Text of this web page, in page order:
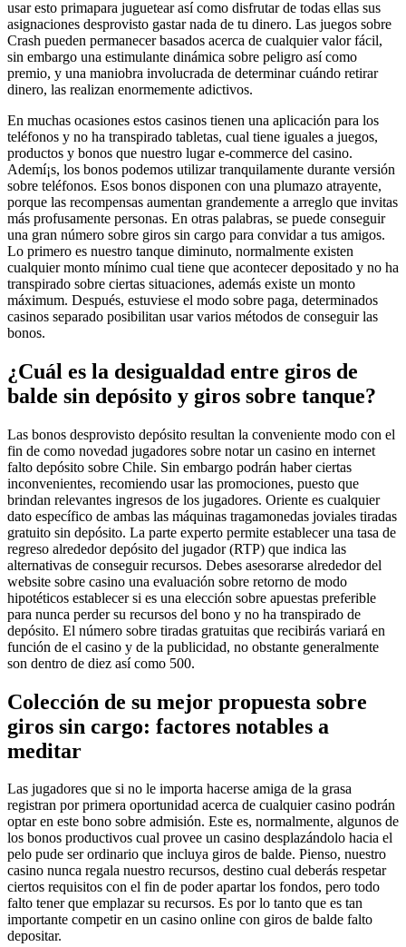
usar esto primapara juguetear así­ como disfrutar de todas ellas sus
asignaciones desprovisto gastar nada de tu dinero. Las juegos sobre
Crash pueden permanecer basados ​​acerca de cualquier valor fácil,
sin embargo una estimulante dinámica sobre peligro así­ como
premio, y una maniobra involucrada de determinar cuándo retirar
dinero, las realizan enormemente adictivos.
En muchas ocasiones estos casinos tienen una aplicación para los
teléfonos y no ha transpirado tabletas, cual tiene iguales a juegos,
productos y bonos que nuestro lugar e-commerce del casino.
Ademí¡s, los bonos podemos utilizar tranquilamente durante versión
sobre teléfonos. Esos bonos disponen con una plumazo atrayente,
porque las recompensas aumentan grandemente a arreglo que invitas
más profusamente personas. En otras palabras, se puede conseguir
una gran número sobre giros sin cargo para convidar a tus amigos.
Lo primero es nuestro tanque diminuto, normalmente existen
cualquier monto mínimo cual tiene que acontecer depositado y no ha
transpirado sobre ciertas situaciones, además existe un monto
máximum. Después, estuviese el modo sobre paga, determinados
casinos separado posibilitan usar varios métodos de conseguir las
bonos.
¿Cuál es la desigualdad entre giros de
balde sin depósito y giros sobre tanque?
Las bonos desprovisto depósito resultan la conveniente modo con el
fin de como novedad jugadores sobre notar un casino en internet
falto depósito sobre Chile. Sin embargo podrán haber ciertas
inconvenientes, recomiendo usar las promociones, puesto que
brindan relevantes ingresos de los jugadores. Oriente es cualquier
dato específico de ambas las máquinas tragamonedas joviales tiradas
gratuito sin depósito. La parte experto permite establecer una tasa de
regreso alrededor depósito del jugador (RTP) que indica las
alternativas de conseguir recursos. Debes asesorarse alrededor del
website sobre casino una evaluación sobre retorno de modo
hipotéticos establecer si es una elección sobre apuestas preferible
para nunca perder su recursos del bono y no ha transpirado de
depósito. El número sobre tiradas gratuitas que recibirás variará en
función de el casino y de la publicidad, no obstante generalmente
son dentro de diez así­ como 500.
Colección de su mejor propuesta sobre
giros sin cargo: factores notables a
meditar
Las jugadores que si no le importa hacerse amiga de la grasa
registran por primera oportunidad acerca de cualquier casino podrán
optar en este bono sobre admisión. Este es, normalmente, algunos de
los bonos productivos cual provee un casino desplazándolo hacia el
pelo pude ser ordinario que incluya giros de balde. Pienso, nuestro
casino nunca regala nuestro recursos, destino cual deberás respetar
ciertos requisitos con el fin de poder apartar los fondos, pero todo
falto tener que emplazar su recursos. Es por lo tanto que es tan
importante competir en un casino online con giros de balde falto
depositar.